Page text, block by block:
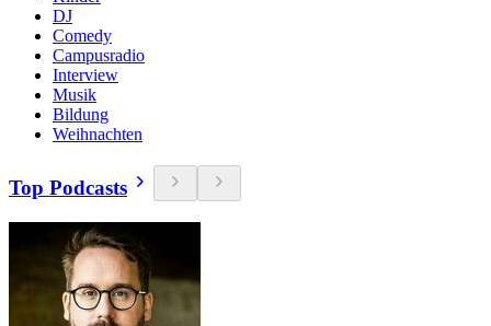
DJ
Comedy
Campusradio
Interview
Musik
Bildung
Weihnachten
Top Podcasts